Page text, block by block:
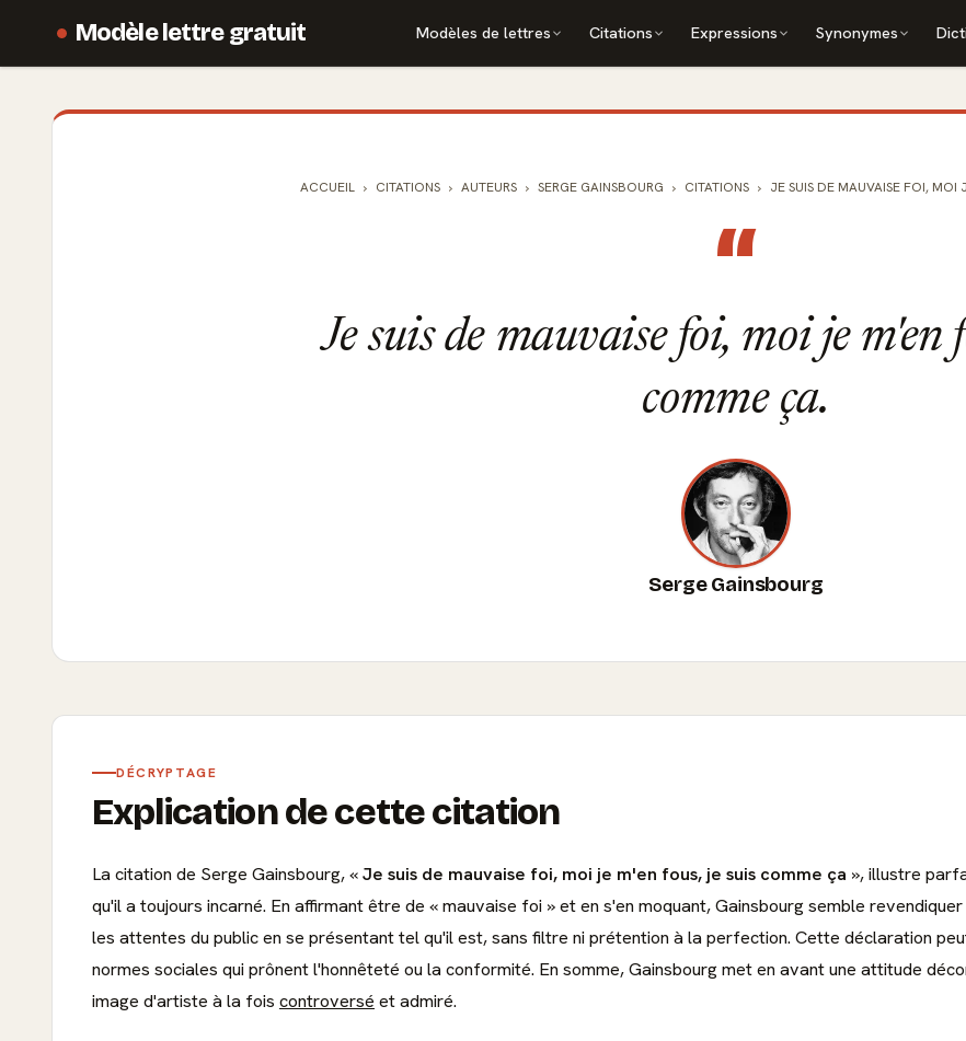
Modèle lettre gratuit Modèles de lettres Citations Expressions Synonymes
ACCUEIL CITATIONS AUTEURS SERGE GAINSBOURG CITATIONS JE SUIS DE MAUVAISE FOI, MOI
“
Je suis de mauvaise foi, moi je m'en
comme ça.
Serge Gainsbourg
DÉCRYPTAGE
Explication de cette citation
La citation de Serge Gainsbourg, «Je suis de mauvaise foi, moi je m'en fous, je suis comme ça », illustre
qu'il a toujours incarné. En affirmant être de « mauvaise foi » et en s'en moquant, Gainsbourg semble revendiquer
les attentes du public en se présentant tel qu'il est, sans filtre ni prétention à la perfection. Cette déclaration
normes sociales qui prônent l'honnêteté ou la conformité. En somme, Gainsbourg met en avant une attitude
image d'artiste à la fois controversé et admiré.